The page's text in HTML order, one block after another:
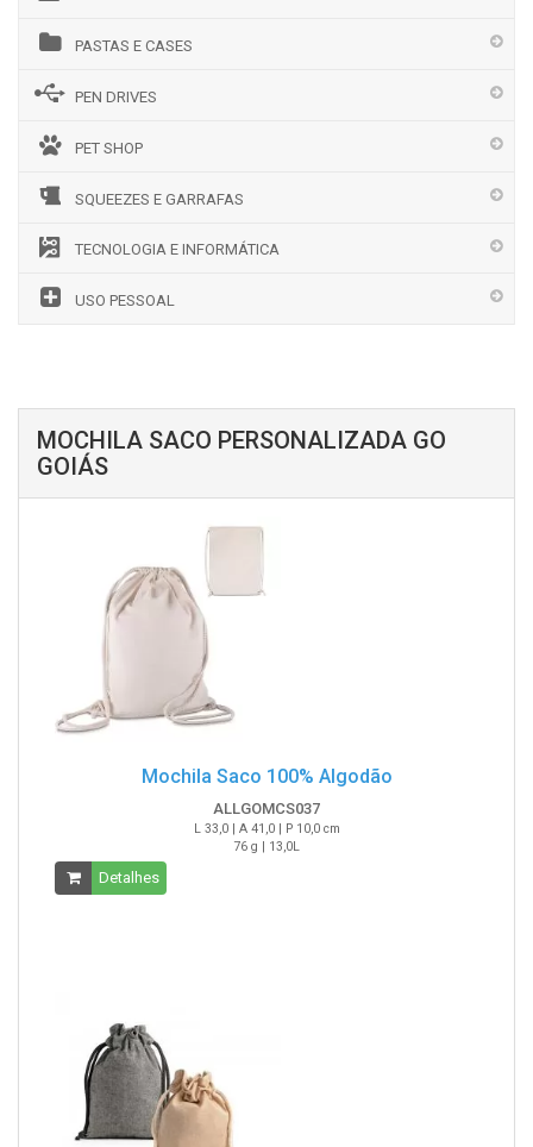
PASTAS E CASES
PEN DRIVES
PET SHOP
SQUEEZES E GARRAFAS
TECNOLOGIA E INFORMÁTICA
USO PESSOAL
MOCHILA SACO PERSONALIZADA GO
GOIÁS
Mochila Saco 100% Algodão
ALLGOMCS037
L 33,0 | A 41,0 | P 10,0 cm
76 g | 13,0L
Detalhes